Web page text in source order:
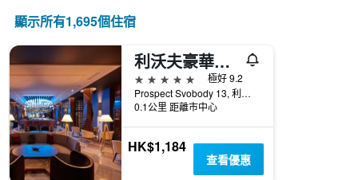
顯示所有1,695​個住宿
利沃夫豪華溫泉大酒店
5星級
極好 9.2
Prospect Svobody 13, 利沃夫, 烏克蘭
0.1公里 距離市中心
HK$1,184
查看優惠